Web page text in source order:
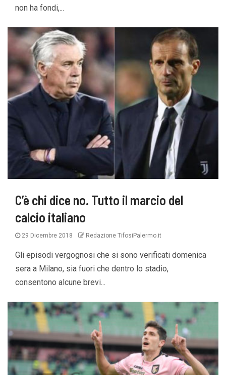
non ha fondi,...
C’è chi dice no. Tutto il marcio del
calcio italiano
29 Dicembre 2018 Redazione TifosiPalermo.it
Gli episodi vergognosi che si sono verificati domenica
sera a Milano, sia fuori che dentro lo stadio,
consentono alcune brevi...